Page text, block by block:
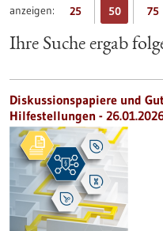
anzeigen: 25 50 75
Ihre Suche ergab
Diskussionspapiere und
Hilfestellungen -